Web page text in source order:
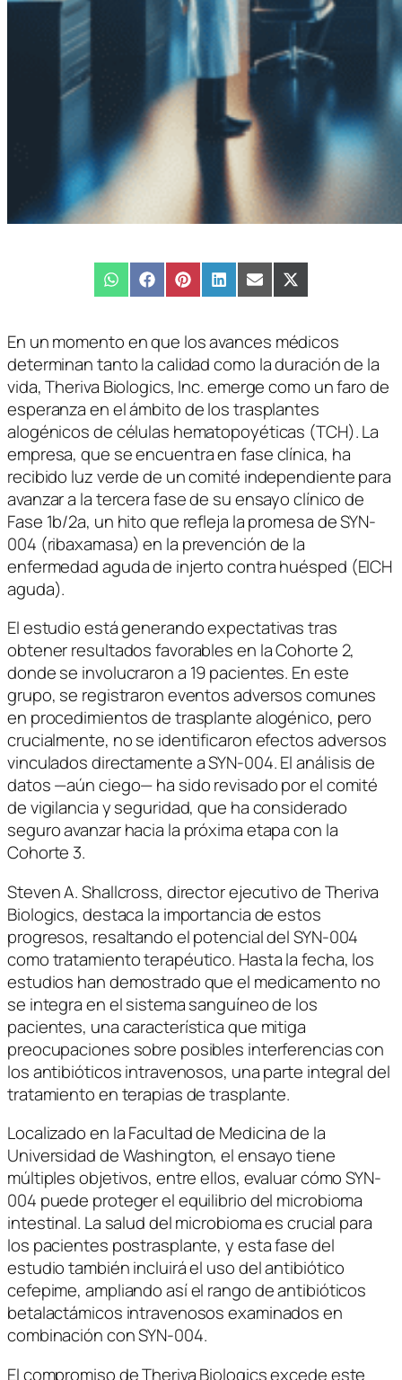
Compartir
en
WhatsAppCompartir
en
FacebookCompartir
en
PinterestCompartir
en
LinkedInCompartir
en
EmailCompartir
en
X
(Twitter)
En un momento en que los avances médicos
determinan tanto la calidad como la duración de la
vida, Theriva Biologics, Inc. emerge como un faro de
esperanza en el ámbito de los trasplantes
alogénicos de células hematopoyéticas (TCH). La
empresa, que se encuentra en fase clínica, ha
recibido luz verde de un comité independiente para
avanzar a la tercera fase de su ensayo clínico de
Fase 1b/2a, un hito que refleja la promesa de SYN-
004 (ribaxamasa) en la prevención de la
enfermedad aguda de injerto contra huésped (EICH
aguda).
El estudio está generando expectativas tras
obtener resultados favorables en la Cohorte 2,
donde se involucraron a 19 pacientes. En este
grupo, se registraron eventos adversos comunes
en procedimientos de trasplante alogénico, pero
crucialmente, no se identificaron efectos adversos
vinculados directamente a SYN-004. El análisis de
datos —aún ciego— ha sido revisado por el comité
de vigilancia y seguridad, que ha considerado
seguro avanzar hacia la próxima etapa con la
Cohorte 3.
Steven A. Shallcross, director ejecutivo de Theriva
Biologics, destaca la importancia de estos
progresos, resaltando el potencial del SYN-004
como tratamiento terapéutico. Hasta la fecha, los
estudios han demostrado que el medicamento no
se integra en el sistema sanguíneo de los
pacientes, una característica que mitiga
preocupaciones sobre posibles interferencias con
los antibióticos intravenosos, una parte integral del
tratamiento en terapias de trasplante.
Localizado en la Facultad de Medicina de la
Universidad de Washington, el ensayo tiene
múltiples objetivos, entre ellos, evaluar cómo SYN-
004 puede proteger el equilibrio del microbioma
intestinal. La salud del microbioma es crucial para
los pacientes postrasplante, y esta fase del
estudio también incluirá el uso del antibiótico
cefepime, ampliando así el rango de antibióticos
betalactámicos intravenosos examinados en
combinación con SYN-004.
El compromiso de Theriva Biologics excede este